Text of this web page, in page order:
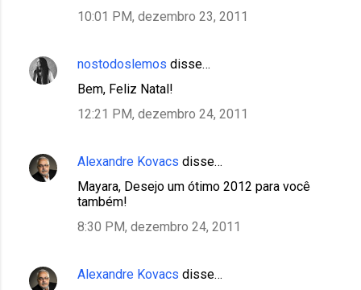
i
o
10:01 PM, dezembro 23, 2011
nostodoslemos disse…
Bem, Feliz Natal!
12:21 PM, dezembro 24, 2011
Alexandre Kovacs disse…
Mayara, Desejo um ótimo 2012 para você
também!
8:30 PM, dezembro 24, 2011
Alexandre Kovacs disse…